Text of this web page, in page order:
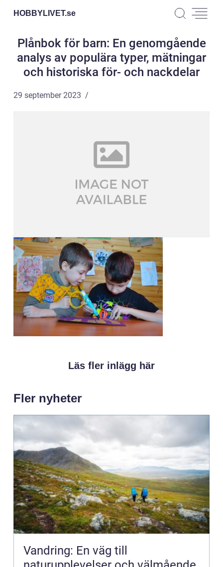
HOBBYLIVET.se
Plånbok för barn: En genomgående
analys av populära typer, mätningar
och historiska för- och nackdelar
29 september 2023
Läs fler inlägg här
Fler nyheter
Vandring: En väg till